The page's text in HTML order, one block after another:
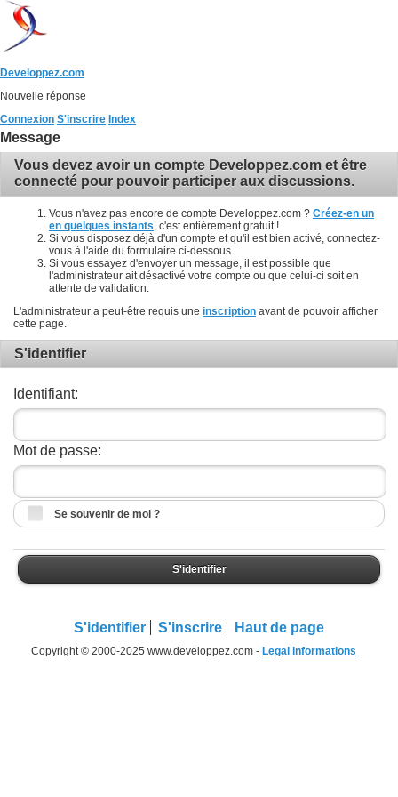
Developpez.com
Nouvelle réponse
Connexion S'inscrire Index
Message
Vous devez avoir un compte Developpez.com et être
connecté pour pouvoir participer aux discussions.
Vous n'avez pas encore de compte Developpez.com ? Créez-en un
en quelques instants , c'est entièrement gratuit !
Si vous disposez déjà d'un compte et qu'il est bien activé, connectez-
vous à l'aide du formulaire ci-dessous.
Si vous essayez d'envoyer un message, il est possible que
l'administrateur ait désactivé votre compte ou que celui-ci soit en
attente de validation.
L'administrateur a peut-être requis une inscription avant de pouvoir afficher
cette page.
S'identifier
Identifiant:
Mot de passe:
Se souvenir de moi ?
S'identifier
S'identifier S'inscrire Haut de page
Copyright © 2000-2025 www.developpez.com - Legal informations